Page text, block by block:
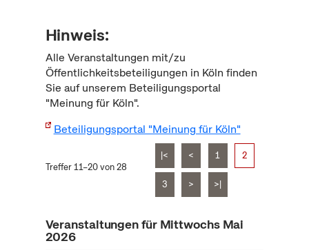
Hinweis:
Alle Veranstaltungen mit/zu
Öffentlichkeitsbeteiligungen in Köln finden
Sie auf unserem Beteiligungsportal
"Meinung für Köln".
Beteiligungsportal "Meinung für Köln"
Treffer 11–20 von 28
|< < 1 2
3 > >|
Veranstaltungen für Mittwochs Mai
2026